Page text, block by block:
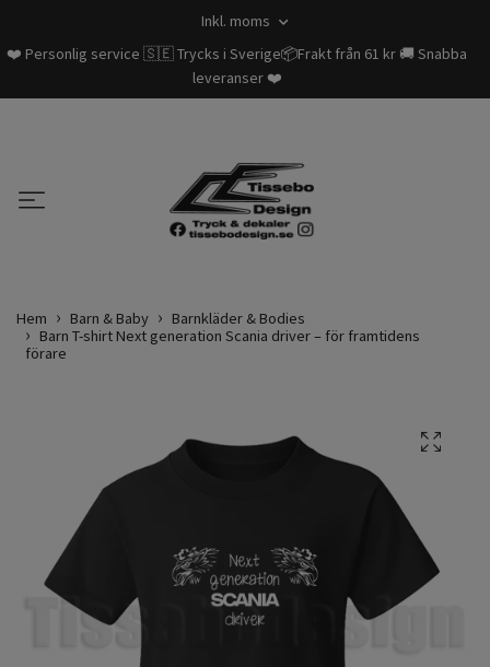
Inkl. moms
❤️ Personlig service 🇸🇪 Trycks i Sverige📦Frakt från 61 kr 🚚 Snabba
leveranser ❤️
Hem Barn & Baby
Barnkläder & Bodies
Barn T-shirt Next generation Scania driver – för framtidens
förare